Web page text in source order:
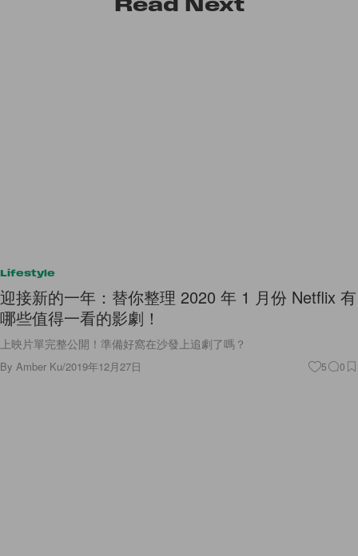
Read Next
Lifestyle
迎接新的一年：替你整理 2020 年 1 月份 Netflix 有
哪些值得一看的影劇！
上映片單完整公開！準備好窩在沙發上追劇了嗎？
By Amber Ku/2019年12月27日 5 0